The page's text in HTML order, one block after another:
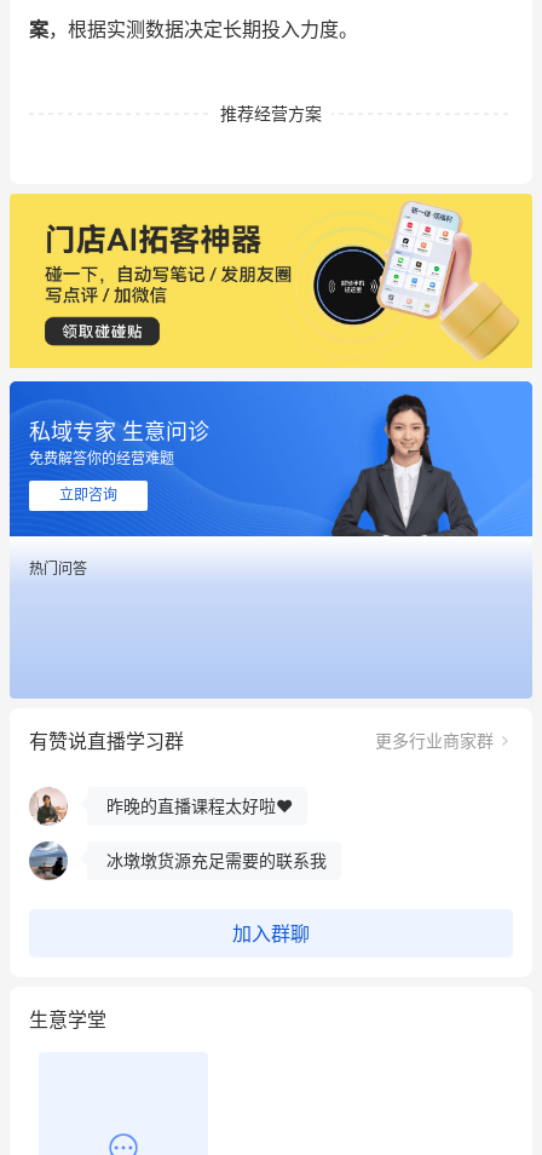
案，根据实测数据决定长期投入力度。
推荐经营方案
私域专家 生意问诊
免费解答你的经营难题
立即咨询
热门问答
有赞说直播学习群 更多行业商家群
用有赞就能在微信、小红书同时经营了
餐饮也得靠私域和服务提高竞争力
昨晚的直播课程太好啦❤️
冰墩墩货源充足需要的联系我
加入群聊
生意学堂